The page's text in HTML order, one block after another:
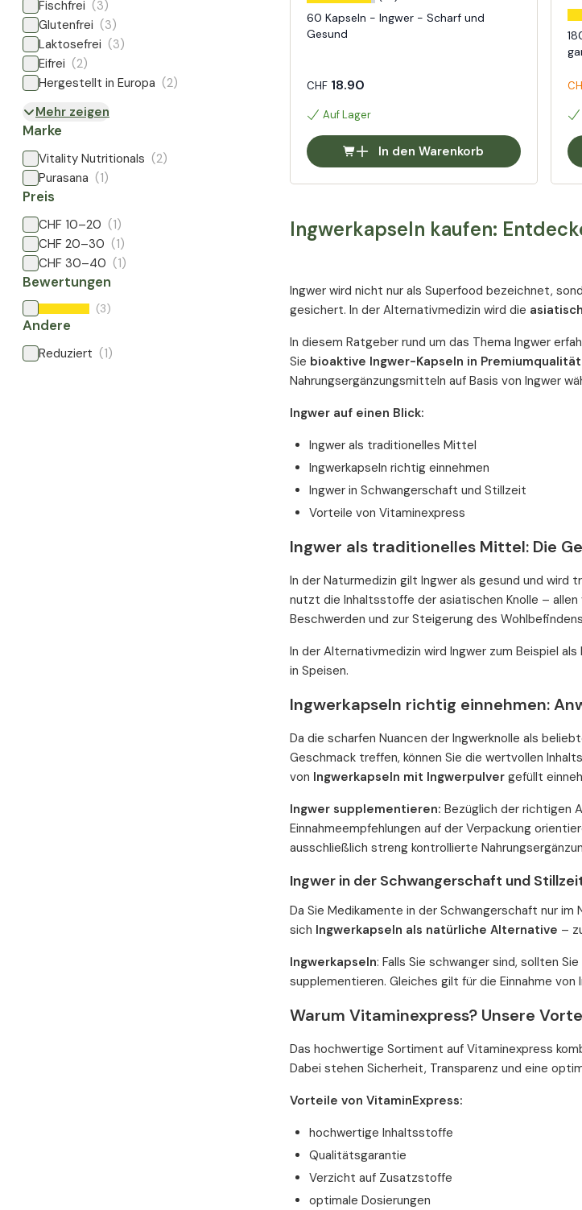
Fischfrei (3)
Glutenfrei (3)
Laktosefrei (3)
Eifrei (2)
Hergestellt in Europa (2)
Mehr zeigen
Marke
Vitality Nutritionals (2)
Purasana (1)
Preis
CHF 10–20 (1)
CHF 20–30 (1)
CHF 30–40 (1)
Bewertungen
(3)
Andere
Reduziert (1)
60 Kapseln - Ingwer - Scharf und
Gesund
CHF18.90
Auf Lager
In den Warenkorb
Ingwerkapseln kaufen:
Ingwer wird nicht nur als Superfood bezeichnet,
gesichert. In der Alternativmedizin wird die
In diesem Ratgeber rund um das Thema Ingwer
Sie bioaktive Ingwer-Kapseln in Premiumqualität
Nahrungsergänzungsmitteln auf Basis von Ingwer
Ingwer auf einen Blick:
Ingwer als traditionelles Mittel
Ingwerkapseln richtig einnehmen
Ingwer in Schwangerschaft und Stillzeit
Vorteile von Vitaminexpress
Ingwer als traditionelles Mittel: Die
In der Naturmedizin gilt Ingwer als gesund und
nutzt die Inhaltsstoffe der asiatischen Knolle – allen
Beschwerden und zur Steigerung des
In der Alternativmedizin wird Ingwer zum Beispiel
in Speisen.
Ingwerkapseln richtig einnehmen:
Da die scharfen Nuancen der Ingwerknolle als
Geschmack treffen, können Sie die wertvollen
von Ingwerkapseln mit Ingwerpulver gefüllt
Ingwer supplementieren: Bezüglich der richtigen
Einnahmeempfehlungen auf der Verpackung
ausschließlich streng kontrollierte
Ingwer in der Schwangerschaft und
Da Sie Medikamente in der Schwangerschaft nur
sich Ingwerkapseln als natürliche Alternative –
Ingwerkapseln: Falls Sie schwanger sind, sollten
supplementieren. Gleiches gilt für die Einnahme von
Warum Vitaminexpress? Unsere
Das hochwertige Sortiment auf Vitaminexpress
Dabei stehen Sicherheit, Transparenz und eine
Vorteile von VitaminExpress:
hochwertige Inhaltsstoffe
Qualitätsgarantie
Verzicht auf Zusatzstoffe
optimale Dosierungen